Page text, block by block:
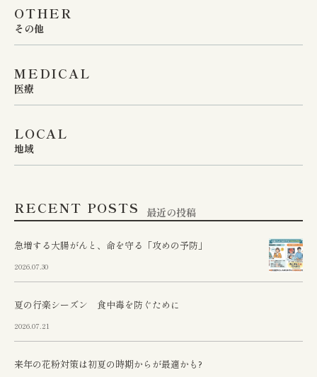
OTHER
その他
MEDICAL
医療
LOCAL
地域
RECENT POSTS 最近の投稿
急増する大腸がんと、命を守る「攻めの予防」
2026.07.30
夏の行楽シーズン 食中毒を防ぐために
2026.07.21
来年の花粉対策は初夏の時期からが最適かも?